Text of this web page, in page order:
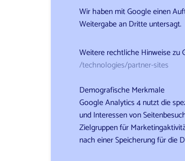
Wir haben mit Google einen
Weitergabe an Dritte untersagt.
Weitere rechtliche Hinweise zu
/technologies/partner-sites
Demografische Merkmale
Google Analytics 4 nutzt die
und Interessen von
Zielgruppen für
nach einer Speicherung für die